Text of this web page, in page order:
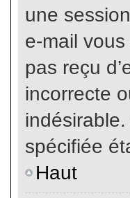
une
e-mail
pas reçu
incorrecte
spécifiée
Haut